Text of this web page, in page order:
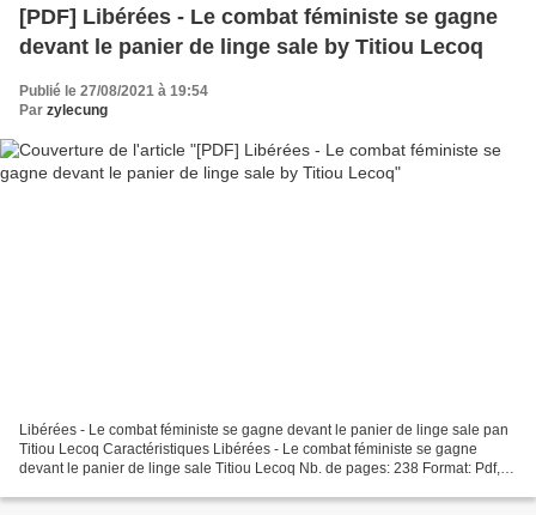
[PDF] Libérées - Le combat féministe se gagne
devant le panier de linge sale by Titiou Lecoq
Publié le 27/08/2021 à 19:54
Par zylecung
Libérées - Le combat féministe se gagne devant le panier de linge sale pan
Titiou Lecoq Caractéristiques Libérées - Le combat féministe se gagne
devant le panier de linge sale Titiou Lecoq Nb. de pages: 238 Format: Pdf,